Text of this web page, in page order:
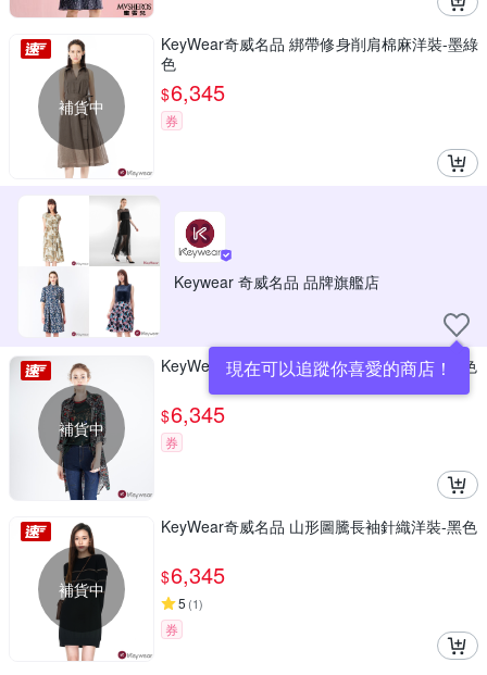
補貨中
KeyWear奇威名品 綁帶修身削肩棉麻洋裝-墨綠
色
$6,345
券
Keywear 奇威名品 品牌旗艦店
現在可以追蹤你喜愛的商店！
補貨中
KeyWear奇威名品 幾何時尚線條長袖洋裝-黑色
$6,345
券
補貨中
KeyWear奇威名品 山形圖騰長袖針織洋裝-黑色
$6,345
5 (1)
券